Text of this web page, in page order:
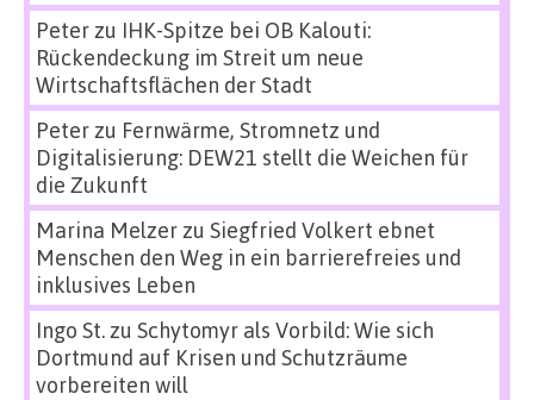
Peterzu IHK-Spitze bei OB Kalouti:
Rückendeckung im Streit um neue
Wirtschaftsflächen der Stadt
Peterzu Fernwärme, Stromnetz und
Digitalisierung: DEW21 stellt die Weichen für
die Zukunft
Marina Melzerzu Siegfried Volkert ebnet
Menschen den Weg in ein barrierefreies und
inklusives Leben
Ingo St.zu Schytomyr als Vorbild: Wie sich
Dortmund auf Krisen und Schutzräume
vorbereiten will